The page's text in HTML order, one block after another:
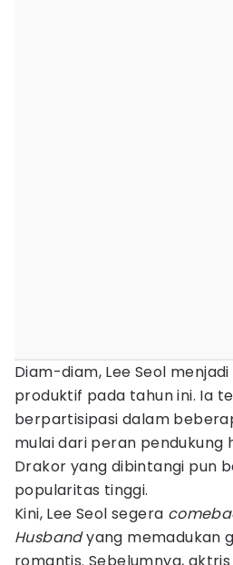
Diam-diam, Lee Seol
produktif pada tahun ini. Ia
berpartisipasi dalam
mulai dari peran pendukung
Drakor yang dibintangi pun
popularitas tinggi.
Kini, Lee Seol segera
Husbandyang memadukan